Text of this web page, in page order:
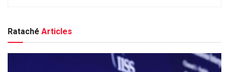
Rataché Articles